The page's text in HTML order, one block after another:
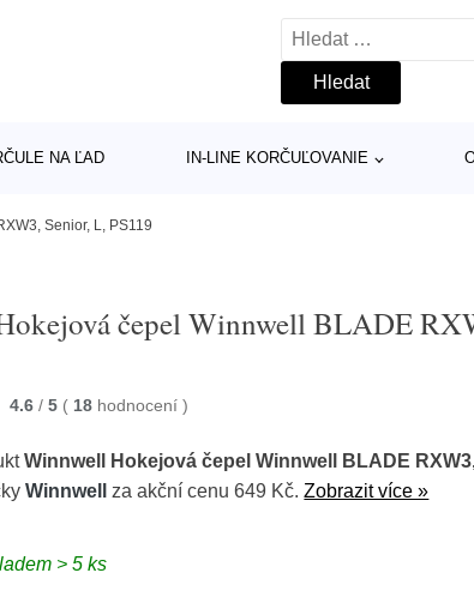
Vyhledávání
NA ĽAD IN-LINE KORČUĽOVANIE
Senior, L, PS119
čepel Winnwell BLADE
4.6 / 5 ( 18 hodnocení)
Winnwell Hokejová čepel Winnwell BLADE
Winnwell za akční cenu 649 Kč.Zobrazit více »
> 5 ks